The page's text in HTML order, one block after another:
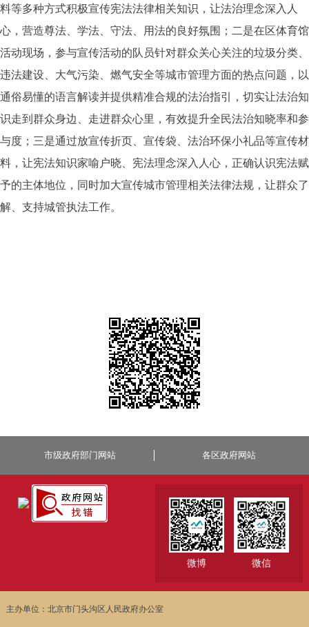
料等多种方式积极宣传宪法法律相关知识，让法治理念深入人
心，营造尊法、学法、守法、用法的良好氛围；二是在区体育馆
活动现场，参与宣传活动的队员针对群众关心关注的垃圾分类、
违法建设、大气污染、燃气安全等城市管理方面的热点问题，以
通俗易懂的语言解读并提供精准合规的法治指引
， 切实让法治知
识走到群众身边、走进群众心里，有效提升全民法治知晓率和参
与度；三是通过放宣传折页、宣传袋、法治环保小礼品等宣传材
料，让宪法知识家喻户晓、宪法理念深入人心 ， 正确认识宪法赋
予的主体地位，同时加大宣传城市管理相关法律法规，让群众了
解、支持城管执法工作。
市级政府部门网站 各区政府网站
微博 微信
主办单位：北京市门头沟区人民政府办公室